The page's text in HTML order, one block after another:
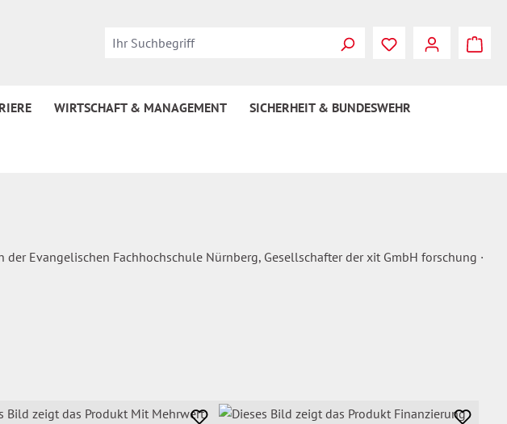
Du hast 0
WIRTSCHAFT & MANAGEMENT SICHERHEIT & BUNDESWEHR
Evangelischen Fachhochschule Nürnberg, Gesellschafter der xit GmbH forschung ·